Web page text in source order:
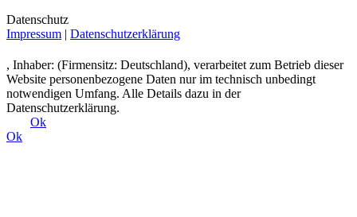
Datenschutz
Impressum
Datenschutzerklärung
, Inhaber: (Firmensitz: Deutschland), verarbeitet zum Betrieb dieser
Website personenbezogene Daten nur im technisch unbedingt
notwendigen Umfang. Alle Details dazu in der
Datenschutzerklärung.
Ok
Ok